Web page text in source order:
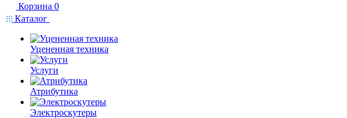
Корзина 0
Каталог
Уцененная техника
Услуги
Атрибутика
Электроскутеры